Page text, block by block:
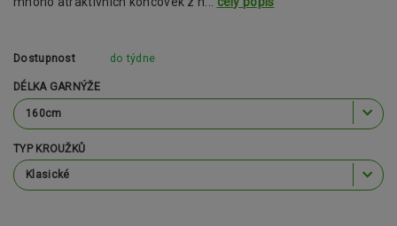
Dostupnost do týdne
DÉLKA GARNÝŽE
TYP KROUŽKŮ